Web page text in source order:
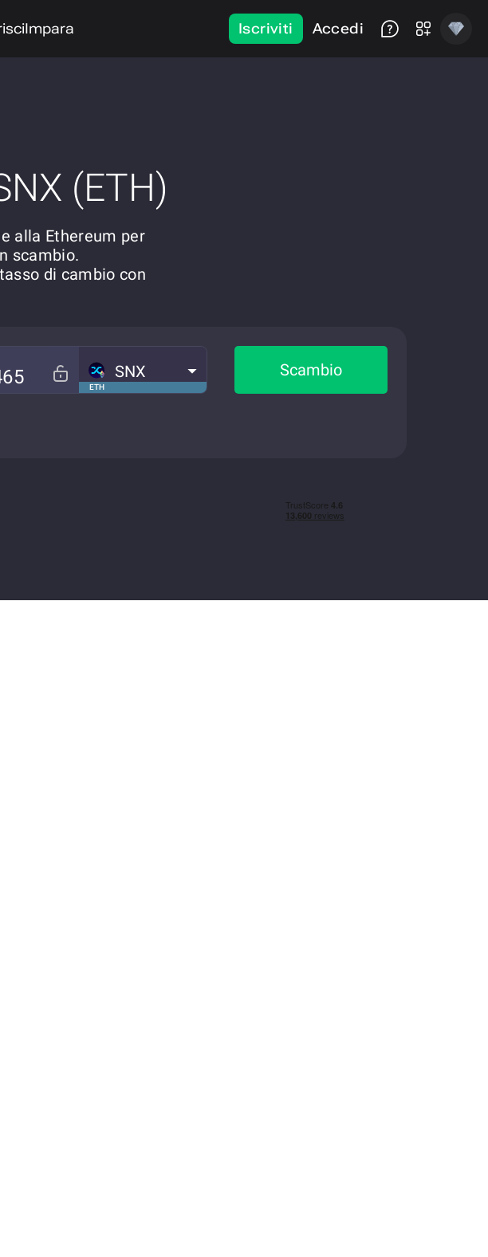
Impara Iscriviti Accedi
(ETH)
alla Ethereum per
scambio.
di cambio con
ETH
SNX Scambio